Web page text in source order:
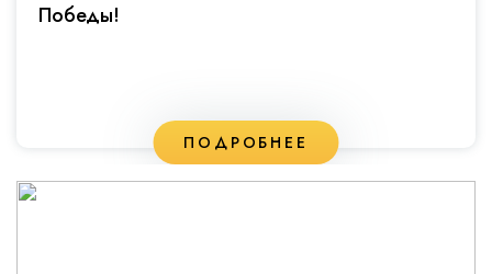
Победы!
ПОДРОБНЕЕ